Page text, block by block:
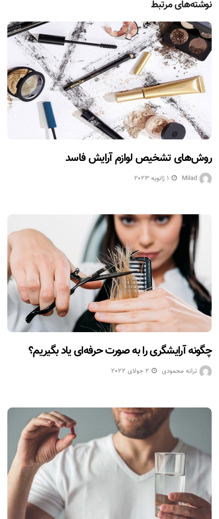
نوشته‌های مرتبط
روش‌های تشخیص لوازم آرایش فاسد
Milad 1 ژانویه 2023
چگونه آرایشگری را به صورت حرفه‌ای یاد بگیریم؟
ترانه محمودی 2 جولای 2022